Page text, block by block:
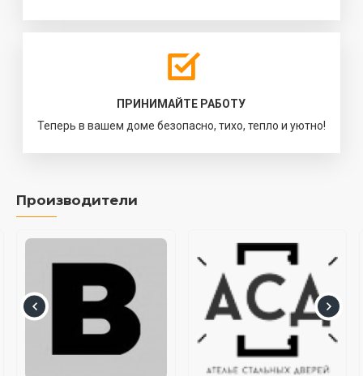
ПРИНИМАЙТЕ РАБОТУ
Теперь в вашем доме безопасно, тихо, тепло и уютно!
Производители